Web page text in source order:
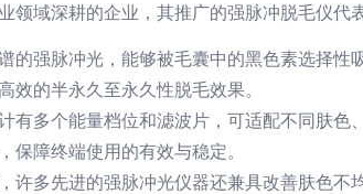
领域深耕的企业，其推广的强脉冲脱毛仪代
的强脉冲光，能够被毛囊中的黑色素选择
效的半永久至永久性脱毛效果。
有多个能量档位和滤波片，可适配不同肤
保障终端使用的有效与稳定。
许多先进的强脉冲光仪器还兼具改善肤色